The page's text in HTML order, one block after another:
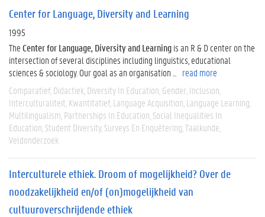
Center for Language, Diversity and Learning
1995
TheCenter for Language, Diversity and Learningis an R & D center on the
intersection of several disciplines including linguistics, educational
sciences & sociology. Our goal as an organisation ...
read more
Comparatief Didactiek Diversity In Education Gender Inclusion
Interculturaliteit Kwantitatief Language Acquisition Language Learning
Multilingualism Partnerships In Education Social Inequalities In
Education Student Diversity Surveys En Enquêtering Taalkunde
Veldonderzoek
Interculturele ethiek. Droom of mogelijkheid? Over de
noodzakelijkheid en/of (on)mogelijkheid van
cultuuroverschrijdende ethiek